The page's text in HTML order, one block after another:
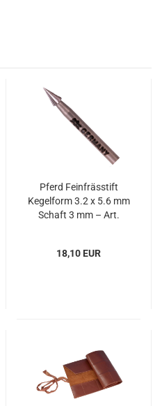
Pferd Feinfrässtift
Kegelform 3.2 x 5.6 mm
Schaft 3 mm – Art.
18,10 EUR